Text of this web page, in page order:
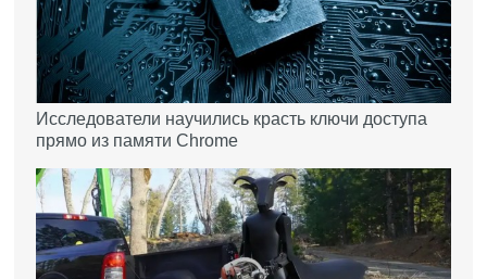
Исследователи научились красть ключи доступа
прямо из памяти Chrome